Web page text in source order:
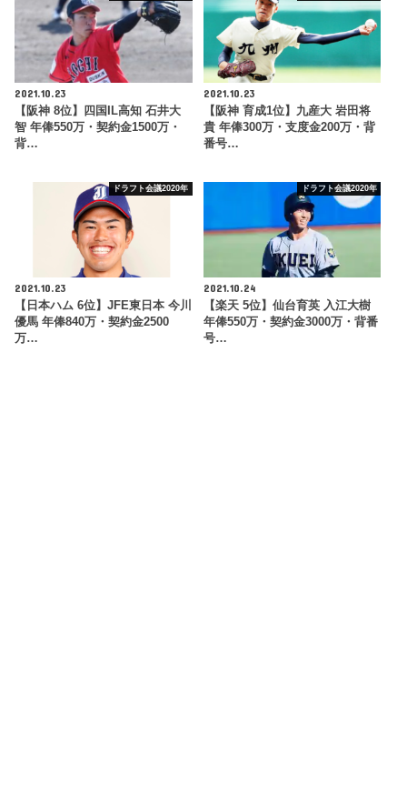
2021.10.23
【阪神 8位】四国IL高知 石井大
智 年俸550万・契約金1500万・
背…
2021.10.23
【阪神 育成1位】九産大 岩田将
貴 年俸300万・支度金200万・背
番号…
ドラフト会議2020年
2021.10.23
【日本ハム 6位】JFE東日本 今川
優馬 年俸840万・契約金2500
万…
ドラフト会議2020年
2021.10.24
【楽天 5位】仙台育英 入江大樹
年俸550万・契約金3000万・背番
号…